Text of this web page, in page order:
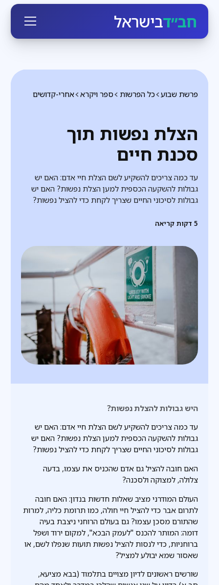
חב״דבישראל
אחרי-קדושים ספר ויקרא כל הפרשות פרשת שבוע
הצלת נפשות תוך
סכנת חיים
עד כמה צריכים להשקיע לשם הצלת חיי אדם: האם יש
גבולות להשקעה הכספית למען הצלת נפשות? האם יש
גבולות לסיכוני החיים שצריך לקחת כדי להציל נפשות?
5דקות קריאה
היש גבולות להצלת נפשות?
עד כמה צריכים להשקיע לשם הצלת חיי אדם: האם יש
גבולות להשקעה הכספית למען הצלת נפשות? האם יש
גבולות לסיכוני החיים שצריך לקחת כדי להציל נפשות?
האם חובה להציל גם אדם שהכניס את עצמו, בדעה
צלולה, למצוקה ולסכנה?
העולם המודרני מציב שאלות חדשות בנדון: האם חובה
לתרום אבר כדי להציל חיי חולה, כמו תרומת כליה, למרות
שהתורם מסכן עצמו? גם בעולם הרוחני ניצבת בעיה
דומה: המותר להכנס "לעמק הבכא", למקום ירוד ושפל
ברוחניות, כדי לנסות להציל נפשות תועות שנפלו לשם, או
שאסור שמא יבוּלע למציל?
שורשים ראשונים לדיון מצויים בתלמוד (בבא מציעא,